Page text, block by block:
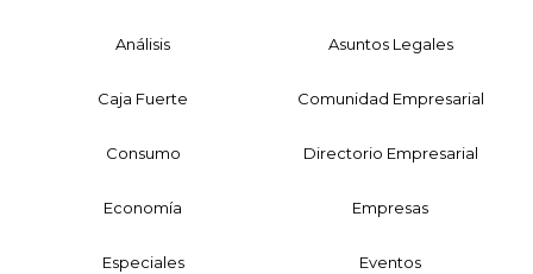
Análisis Asuntos Legales
Caja Fuerte Comunidad Empresarial
Consumo Directorio Empresarial
Economía Empresas
Especiales Eventos